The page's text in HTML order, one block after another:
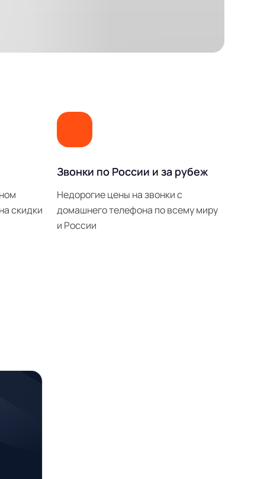
скидки
Звонки по России и за рубеж
Недорогие цены на звонки с
домашнего телефона по всему миру
и России